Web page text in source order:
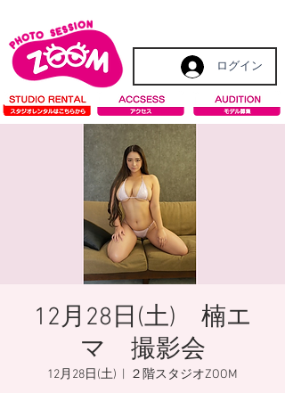
ログイン
12月28日(土) 楠エ
マ 撮影会
12月28日(土) ２階スタジオZOOM